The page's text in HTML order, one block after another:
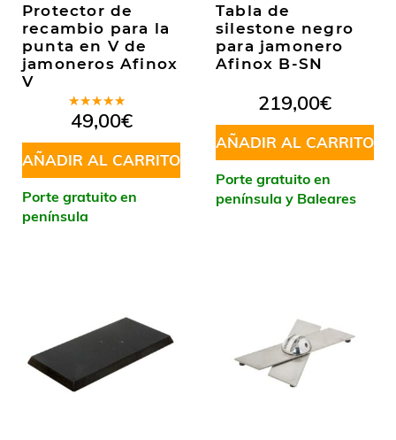
Protector de
recambio para la
punta en V de
jamoneros Afinox
V
Valorado
en5.00de
5
49,00€
AÑADIR AL CARRITO
Porte gratuito en
península
Tabla de
silestone negro
para jamonero
Afinox B-SN
219,00€
AÑADIR AL CARRITO
Porte gratuito en
península y Baleares